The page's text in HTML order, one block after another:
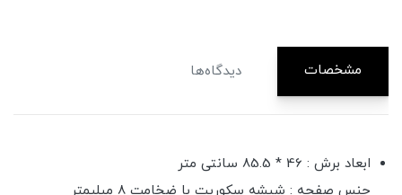
مشخصات دیدگاه‌ها
ابعاد برش : 46 * 85.5 سانتی متر
جنس صفحه : شیشه سکوریت با ضخامت 8 میلیمتر